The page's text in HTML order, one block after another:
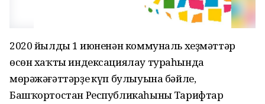
2020 йылдың 1 июненән коммуналь хеҙмәттәр
өсөн хаҡты индексациялау тураһында
мөрәжәғәттәрҙең күп булыуына бәйле,
Башҡортостан Республикаһының Тарифтар